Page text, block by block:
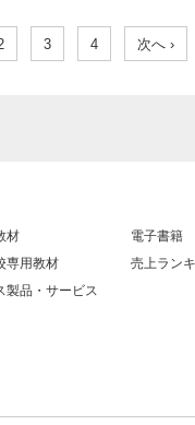
3 4 次へ ›
材
専用教材
製品・サービス
電子書籍
売上ラン